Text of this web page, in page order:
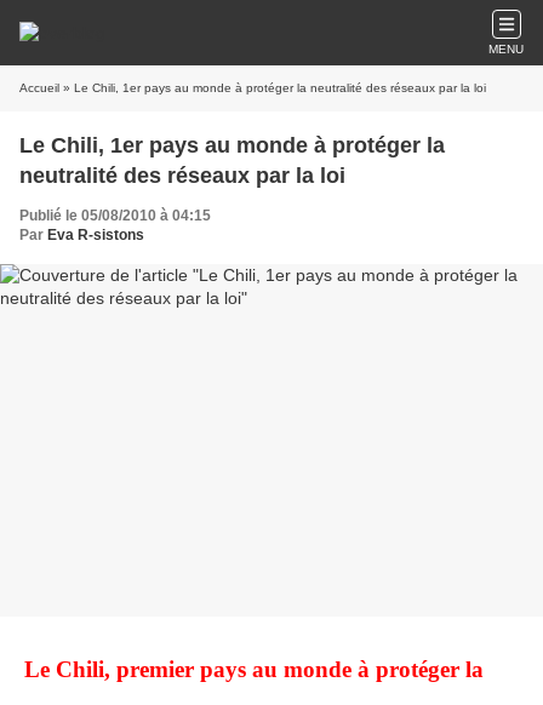
MENU
Accueil » Le Chili, 1er pays au monde à protéger la neutralité des réseaux par la loi
Le Chili, 1er pays au monde à protéger la
neutralité des réseaux par la loi
Publié le 05/08/2010 à 04:15
Par Eva R-sistons
Le Chili, premier pays au monde à protéger la